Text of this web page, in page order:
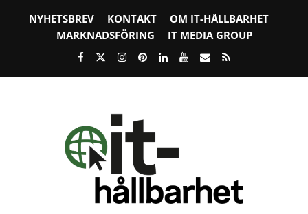
NYHETSBREV KONTAKT
OM IT-HÅLLBARHET
MARKNADSFÖRING
IT MEDIA GROUP